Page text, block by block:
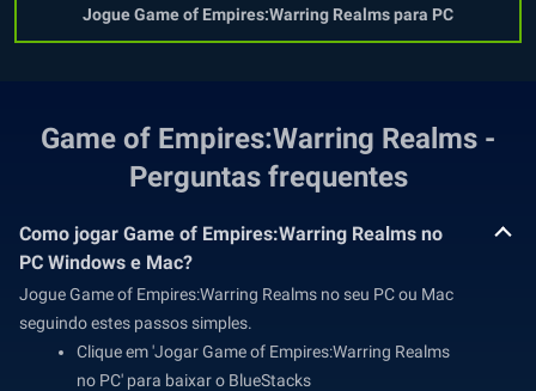
Jogue Game of Empires:Warring Realms para PC
Game of Empires:Warring Realms -
Perguntas frequentes
Como jogar Game of Empires:Warring Realms no
PC Windows e Mac?
Jogue Game of Empires:Warring Realms no seu PC ou Mac
seguindo estes passos simples.
Clique em 'Jogar Game of Empires:Warring Realms
no PC' para baixar o BlueStacks